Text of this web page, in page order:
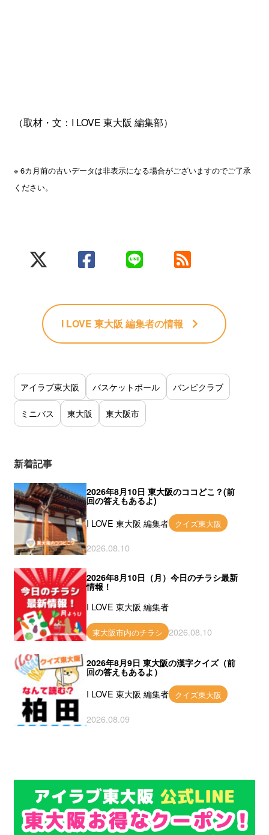
（取材・文：I LOVE 東大阪 編集部）
※ 6カ月前の古いデータは非表示になる場合がございますのでご了承
ください。
I LOVE 東大阪 編集者の情報
アイラブ東大阪 バスケットボール バンビクラブ
ミニバス 東大阪 東大阪市
新着記事
2026年8月10日 東大阪のココどこ？(前
回の答えもあるよ)
I LOVE 東大阪 編集者 クイズ東大阪
2026.08.10
2026年8月10日（月）今日のチラシ最新
情報！
I LOVE 東大阪 編集者
東大阪市内のチラシ 2026.08.10
2026年8月9日 東大阪の漢字クイズ（前
回の答えもあるよ）
I LOVE 東大阪 編集者 クイズ東大阪
2026.08.09